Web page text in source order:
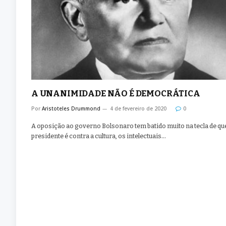
A UNANIMIDADE NÃO É DEMOCRÁTICA
Por Aristoteles Drummond 4 de fevereiro de 2020 0
A oposição ao governo Bolsonaro tem batido muito na tecla de
presidente é contra a cultura, os intelectuais…